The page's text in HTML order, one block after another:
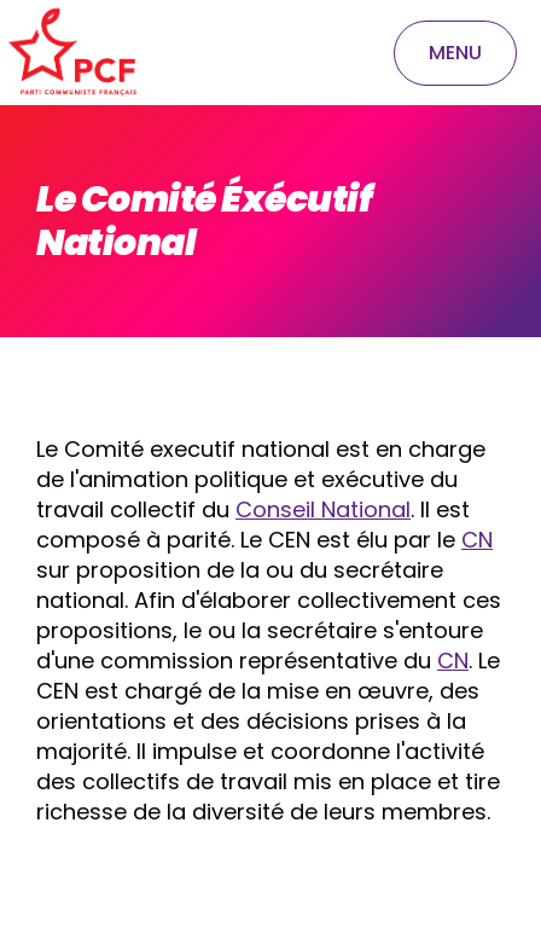
MENU
Le Comité Éxécutif
National
Le Comité executif national est en charge
de l'animation politique et exécutive du
travail collectif du Conseil National. Il est
composé à parité. Le CEN est élu par le CN
sur proposition de la ou du secrétaire
national. Afin d'élaborer collectivement ces
propositions, le ou la secrétaire s'entoure
d'une commission représentative du CN. Le
CEN est chargé de la mise en œuvre, des
orientations et des décisions prises à la
majorité. Il impulse et coordonne l'activité
des collectifs de travail mis en place et tire
richesse de la diversité de leurs membres.